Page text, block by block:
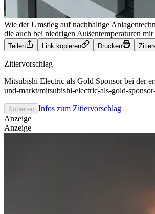
Wie der Umstieg auf nachhaltige
die auch bei niedrigen Außentemperaturen
Teilen Link kopieren Drucken
Zitiervorschlag
Mitsubishi Electric als Gold Sponsor bei der
und-markt/mitsubishi-electric-als-gold-
Kopieren Infos zum Zitiervorschlag
Anzeige
Anzeige